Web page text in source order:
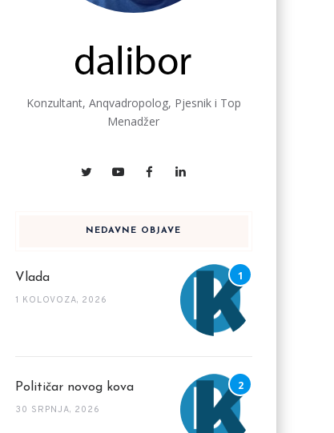
Konzultant, Anqvadropolog, Pjesnik i Top
Menadžer
NEDAVNE OBJAVE
Vlada
1 KOLOVOZA, 2026
Političar novog kova
30 SRPNJA, 2026